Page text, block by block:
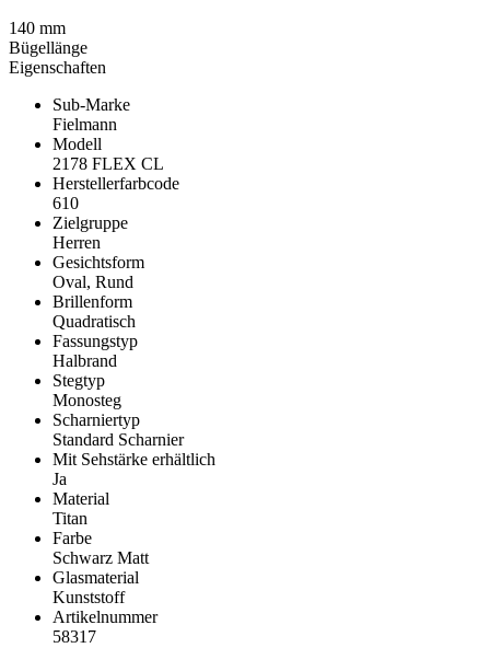
Eigenschaften
Sub-Marke
Fielmann
Modell
2178 FLEX CL
Herstellerfarbcode
610
Zielgruppe
Herren
Gesichtsform
Oval, Rund
Brillenform
Quadratisch
Fassungstyp
Halbrand
Stegtyp
Monosteg
Scharniertyp
Standard Scharnier
Mit Sehstärke erhältlich
Ja
Material
Titan
Farbe
Schwarz Matt
Glasmaterial
Kunststoff
Artikelnummer
58317
140 mm
Bügellänge